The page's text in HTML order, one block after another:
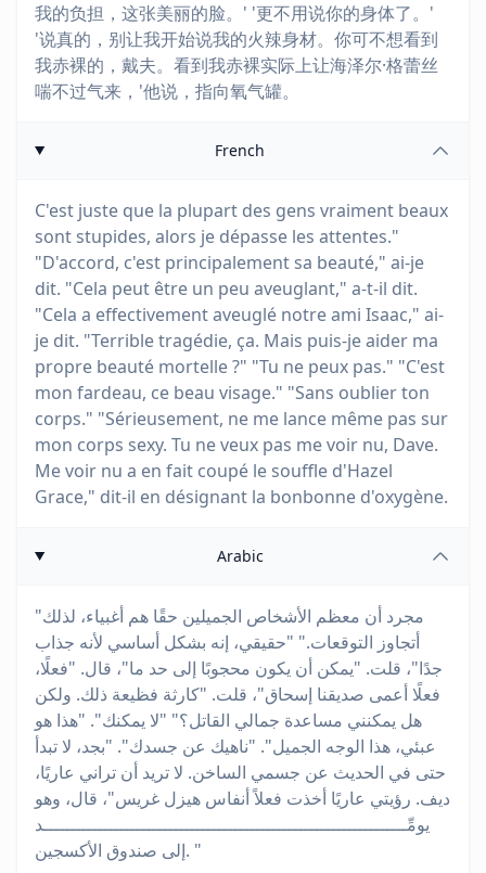
我的负担，这张美丽的脸。' '更不用说你的身体了。'
'说真的，别让我开始说我的火辣身材。你可不想看到
我赤裸的，戴夫。看到我赤裸实际上让海泽尔·格蕾丝
喘不过气来，'他说，指向氧气罐。
French
C'est juste que la plupart des gens vraiment beaux
sont stupides, alors je dépasse les attentes."
"D'accord, c'est principalement sa beauté," ai-je
dit. "Cela peut être un peu aveuglant," a-t-il dit.
"Cela a effectivement aveuglé notre ami Isaac," ai-
je dit. "Terrible tragédie, ça. Mais puis-je aider ma
propre beauté mortelle ?" "Tu ne peux pas." "C'est
mon fardeau, ce beau visage." "Sans oublier ton
corps." "Sérieusement, ne me lance même pas sur
mon corps sexy. Tu ne veux pas me voir nu, Dave.
Me voir nu a en fait coupé le souffle d'Hazel
Grace," dit-il en désignant la bonbonne d'oxygène.
Arabic
"مجرد أن معظم الأشخاص الجميلين حقًا هم أغبياء، لذلك
أتجاوز التوقعات." "حقيقي، إنه بشكل أساسي لأنه جذاب
جدًا"، قلت. "يمكن أن يكون محجوبًا إلى حد ما"، قال. "فعلًا،
فعلًا أعمى صديقنا إسحاق"، قلت. "كارثة فظيعة ذلك. ولكن
هل يمكنني مساعدة جمالي القاتل؟" "لا يمكنك". "هذا هو
عبئي، هذا الوجه الجميل". "ناهيك عن جسدك". "بجد، لا تبدأ
حتى في الحديث عن جسمي الساخن. لا تريد أن تراني عاريًا،
ديف. رؤيتي عاريًا أخذت فعلاً أنفاس هيزل غريس"، قال، وهو
يومِّـــــــــــــــــــــــــــــــــــــــــــــــــــــــــــــــــــد
إلى صندوق الأكسجين. "